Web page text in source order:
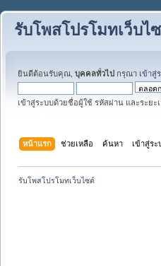
รับโพสโปรโมทเว็บไ
ยินดีต้อนรับคุณ, บุคคลทั่วไป กรุณา เข้าสู่
เข้าสู่ระบบด้วยชื่อผู้ใช้ รหัสผ่าน และระยะ
หน้าแรก ช่วยเหลือ ค้นหา เข้าสู่ระ
รับโพสโปรโมทเว็บไซต์